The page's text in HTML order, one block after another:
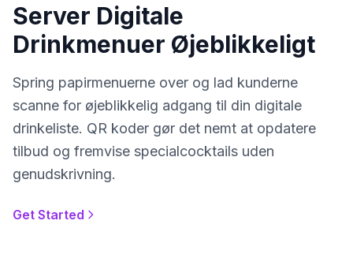
Server Digitale
Drinkmenuer Øjeblikkeligt
Spring papirmenuerne over og lad kunderne
scanne for øjeblikkelig adgang til din digitale
drinkeliste. QR koder gør det nemt at opdatere
tilbud og fremvise specialcocktails uden
genudskrivning.
Get Started